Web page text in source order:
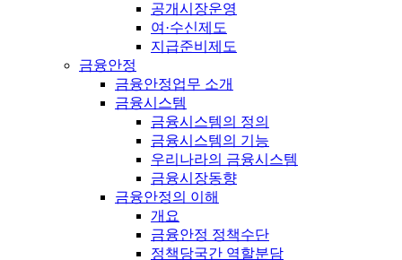
공개시장운영
여·수신제도
지급준비제도
금융안정
금융안정업무 소개
금융시스템
금융시스템의 정의
금융시스템의 기능
우리나라의 금융시스템
금융시장동향
금융안정의 이해
개요
금융안정 정책수단
정책당국간 역할분담